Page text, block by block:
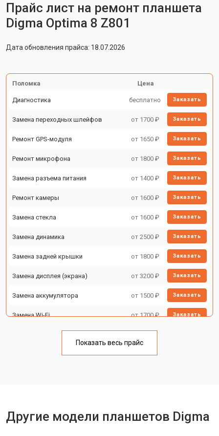
Прайс лист на ремонт планшета
Digma Optima 8 Z801
Дата обновления прайса: 18.07.2026
Поломка Цена
Диагностика бесплатно Заказать
Замена переходных шлейфов от 1700 ₽ Заказать
Ремонт GPS-модуля от 1650 ₽ Заказать
Ремонт микрофона от 1800 ₽ Заказать
Замена разъема питания от 1400 ₽ Заказать
Ремонт камеры от 1600 ₽ Заказать
Замена стекла от 1600 ₽ Заказать
Замена динамика от 2500 ₽ Заказать
Замена задней крышки от 1800 ₽ Заказать
Замена дисплея (экрана) от 3200 ₽ Заказать
Замена аккумулятора от 1500 ₽ Заказать
Замена Wi-Fi от 1700 ₽ Заказать
от 1750 ₽
Показать весь прайс
Другие модели планшетов Digma